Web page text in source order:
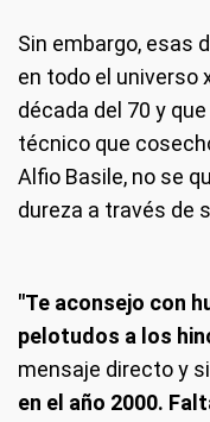
Sin embargo, esas
en todo el universo
década del 70 y
técnico que
Alfio Basile, no se
dureza a través de
"Te aconsejo con
pelotudos a los
mensaje directo y
en el año 2000.